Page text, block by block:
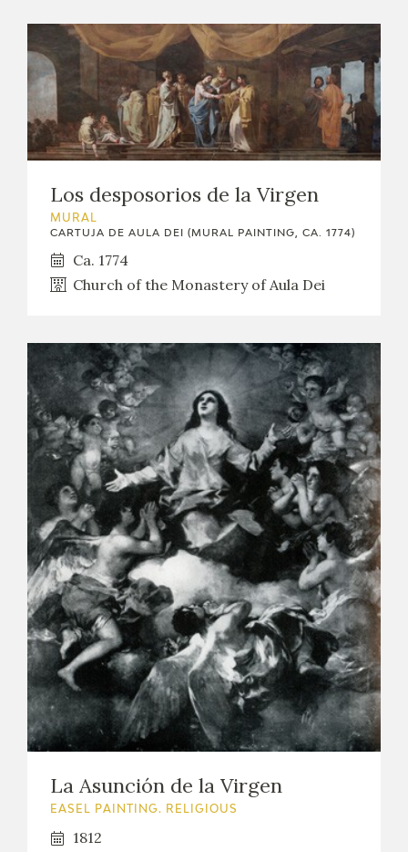
Los desposorios de la Virgen
MURAL
CARTUJA DE AULA DEI (MURAL PAINTING, CA. 1774)
Ca. 1774
Church of the Monastery of Aula Dei
La Asunción de la Virgen
EASEL PAINTING. RELIGIOUS
1812